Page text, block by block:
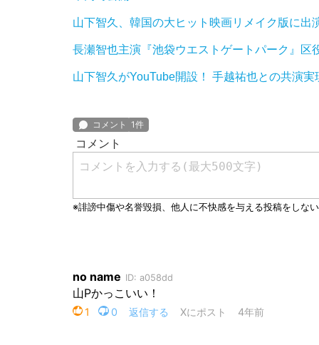
山下智久、韓国の大ヒット映画リメイク版に
長瀬智也主演『池袋ウエストゲートパーク』
山下智久がYouTube開設！ 手越祐也との共演実